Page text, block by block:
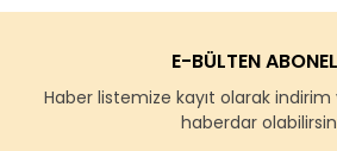
E-BÜLTEN
Haber listemize kayıt olarak
haberdar